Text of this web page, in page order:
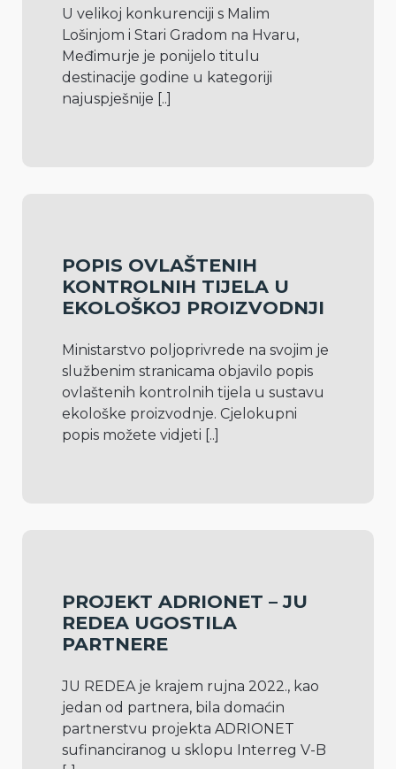
U velikoj konkurenciji s Malim
Lošinjom i Stari Gradom na Hvaru,
Međimurje je ponijelo titulu
destinacije godine u kategoriji
najuspješnije [..]
POPIS OVLAŠTENIH
KONTROLNIH TIJELA U
EKOLOŠKOJ PROIZVODNJI
Ministarstvo poljoprivrede na svojim je
službenim stranicama objavilo popis
ovlaštenih kontrolnih tijela u sustavu
ekološke proizvodnje. Cjelokupni
popis možete vidjeti [..]
PROJEKT ADRIONET – JU
REDEA UGOSTILA
PARTNERE
JU REDEA je krajem rujna 2022., kao
jedan od partnera, bila domaćin
partnerstvu projekta ADRIONET